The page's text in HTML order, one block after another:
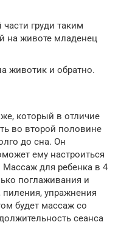
груди таким
на животе младенец
животик и обратно.
который в отличие
во второй половине
до сна. Он
ему настроиться
для ребенка в 4
поглаживания и
упражнения
будет массаж со
сеанса